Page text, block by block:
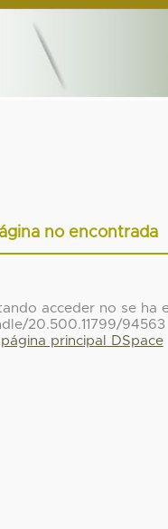
no encontrada
acceder no se ha
20.500.11799/94563
página principal DSpace